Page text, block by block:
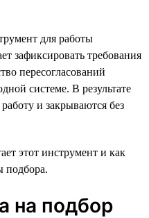
для работы
зафиксировать требования
пересогласований
системе. В результате
и закрываются без
этот инструмент и как
подбора.
на подбор